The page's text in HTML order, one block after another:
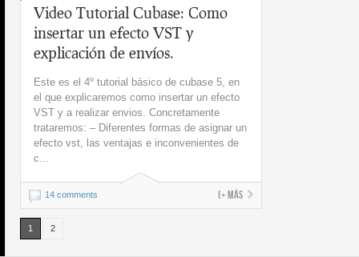
Video Tutorial Cubase: Como
insertar un efecto VST y
explicación de envíos.
Este es el 4º tutorial básico de cubase 5, en
el que explicaremos como insertar un efecto
VST y a realizar envios. Concretamente
trataremos: – Diferentes formas de asignar un
efecto vst, las ventajas e inconvenientes de
c...
14 comments (+ más
1 2